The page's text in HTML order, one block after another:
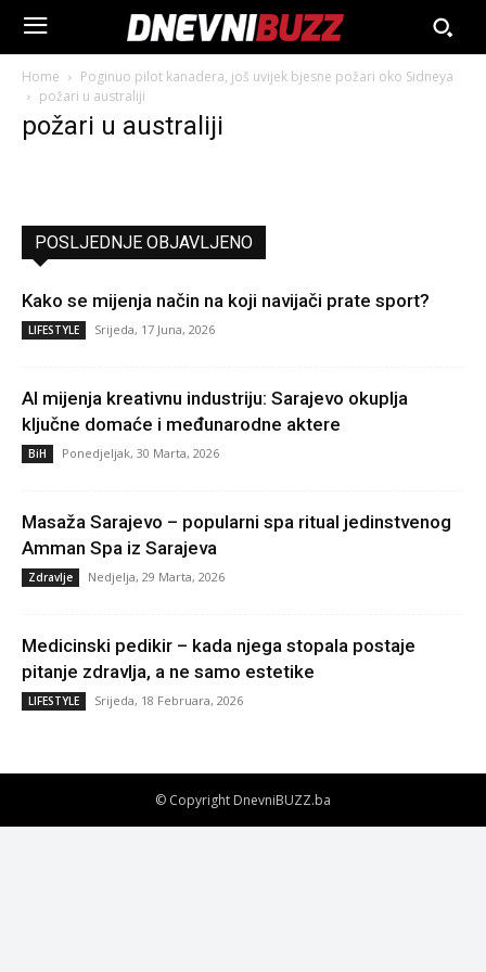
Home
Poginuo pilot kanadera, još uvijek bjesne požari oko Sidneya
požari u australiji
požari u australiji
POSLJEDNJE OBJAVLJENO
Kako se mijenja način na koji navijači prate sport?
LIFESTYLE Srijeda, 17 Juna, 2026
AI mijenja kreativnu industriju: Sarajevo okuplja
ključne domaće i međunarodne aktere
BiH Ponedjeljak, 30 Marta, 2026
Masaža Sarajevo – popularni spa ritual jedinstvenog
Amman Spa iz Sarajeva
Zdravlje Nedjelja, 29 Marta, 2026
Medicinski pedikir – kada njega stopala postaje
pitanje zdravlja, a ne samo estetike
LIFESTYLE Srijeda, 18 Februara, 2026
© Copyright DnevniBUZZ.ba